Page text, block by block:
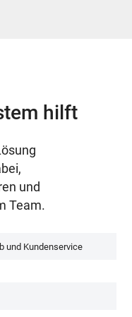
hilft
und
Team.
und Kundenservice
sind in den
und mehrere